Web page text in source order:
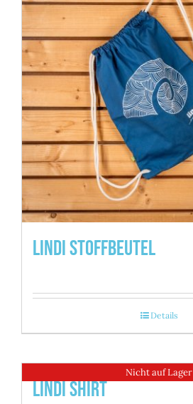
Lindi Stoffbeutel
Details
Nicht auf Lager
Lindi Shirt